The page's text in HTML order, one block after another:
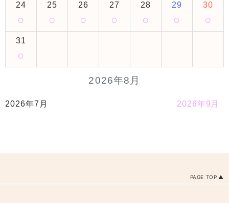
2026年8月
24
○
25
○
26
○
27
○
28
○
29
○
30
○
31
○
2026年7月 2026年9月
PAGE TOP